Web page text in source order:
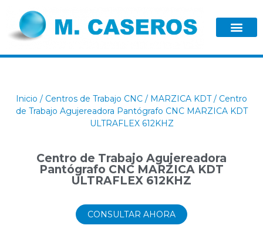
Inicio / Centros de Trabajo CNC / MARZICA KDT/ Centro
de Trabajo Agujereadora Pantógrafo CNC MARZICA KDT
ULTRAFLEX 612KHZ
Centro de Trabajo Agujereadora
Pantógrafo CNC MARZICA KDT
ULTRAFLEX 612KHZ
CONSULTAR AHORA